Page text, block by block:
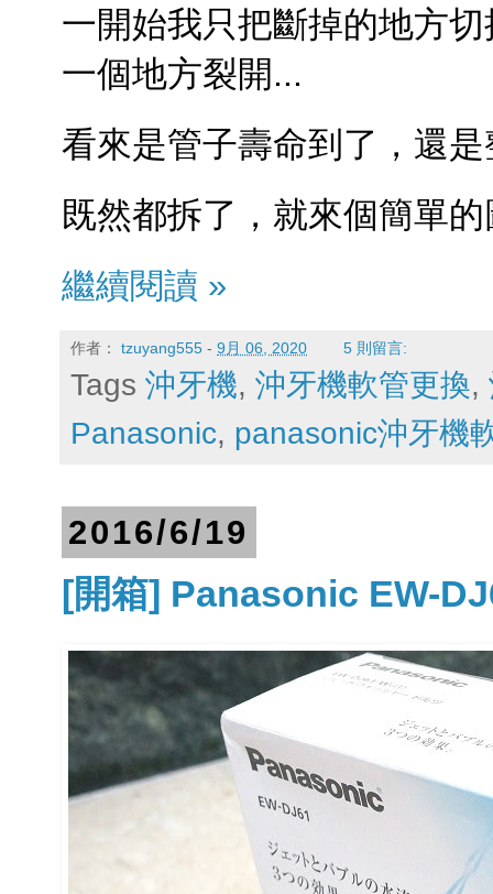
一開始我只把斷掉的地方
一個地方裂開...
看來是管子壽命到了，還
既然都拆了，就來個簡單
繼續閱讀 »
作者： tzuyang555 - 9月 06, 2020 5 則留言:
Tags 沖牙機, 沖牙機軟管更換,
Panasonic, panasonic沖牙機
2016/6/19
[開箱] Panasonic EW-